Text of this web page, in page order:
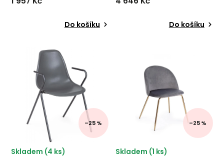
Do košíku
stylového nábytku BIZZOTTO
v kombinaci
zlatých kovových nohou a
bílého sametu. ✅ krásný
nábytek ✅ kvalitní
materiál...
Do košíku
v provedení kovu a sedáku
ze světlého přírodního
proutí. ✅ krásný nábytek
✅ kvalitn...
–25 %
Skladem (4 ks)
–25 %
Skladem (1 ks)